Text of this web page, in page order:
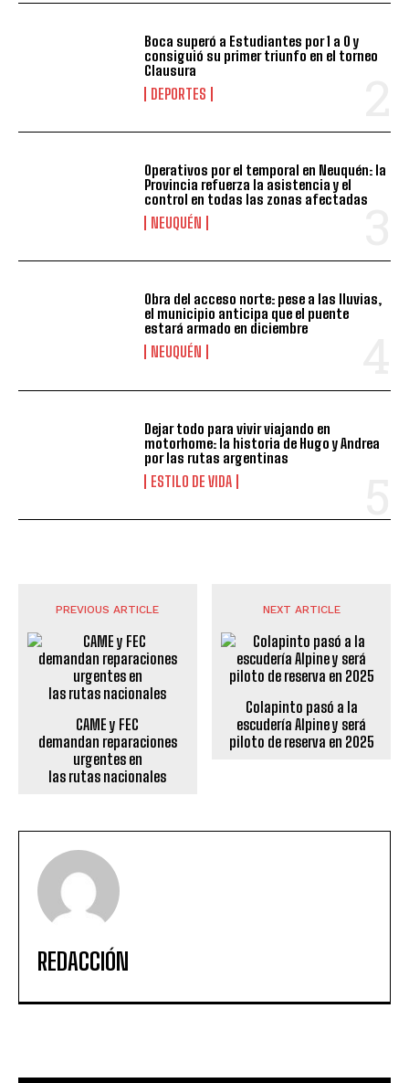
Boca superó a Estudiantes por 1 a 0 y
consiguió su primer triunfo en el torneo
Clausura
DEPORTES
Operativos por el temporal en Neuquén: la
Provincia refuerza la asistencia y el
control en todas las zonas afectadas
NEUQUÉN
Obra del acceso norte: pese a las lluvias,
el municipio anticipa que el puente
estará armado en diciembre
NEUQUÉN
Dejar todo para vivir viajando en
motorhome: la historia de Hugo y Andrea
por las rutas argentinas
ESTILO DE VIDA
PREVIOUS ARTICLE
CAME y FEC
demandan reparaciones
urgentes en
las rutas nacionales
NEXT ARTICLE
Colapinto pasó a la
escudería Alpine y será
piloto de reserva en 2025
REDACCIÓN